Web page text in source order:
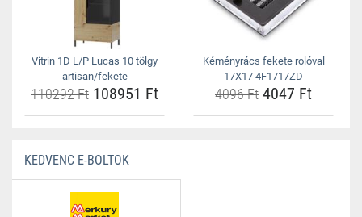
Vitrin 1D L/P Lucas 10 tölgy
artisan/fekete
110292 Ft 108951 Ft
Kéményrács fekete rolóval
17X17 4F1717ZD
4096 Ft 4047 Ft
KEDVENC E-BOLTOK